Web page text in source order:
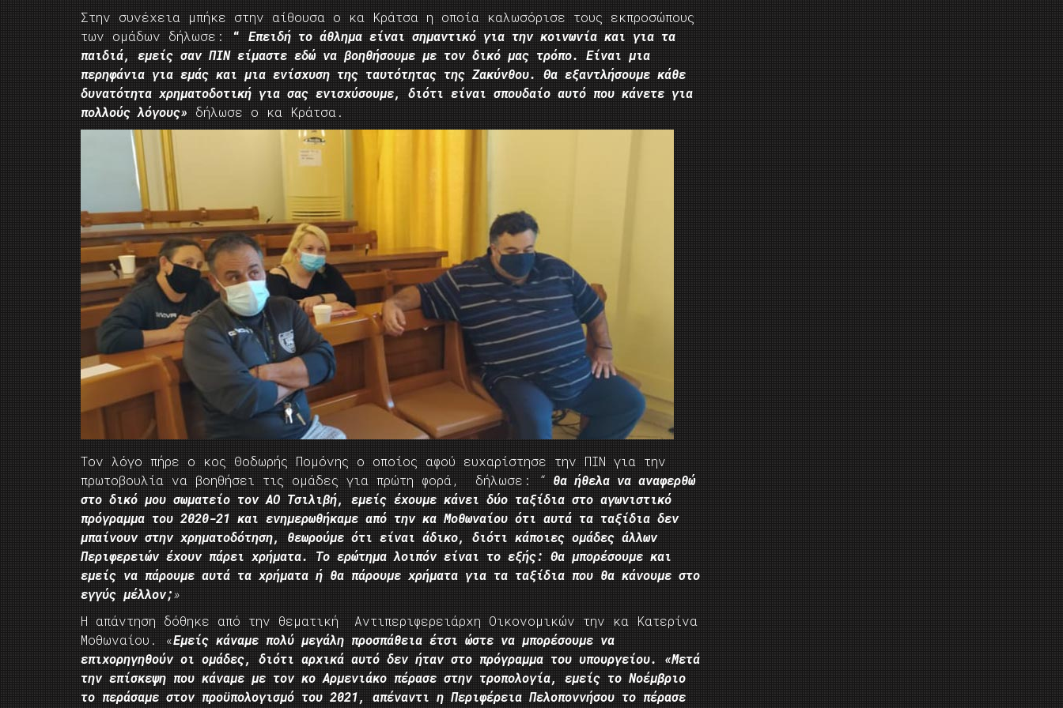
Στην συνέχεια μπήκε στην αίθουσα ο κα Κράτσα η οποία καλωσόρισε τους εκπροσώπους
των ομάδων δήλωσε:
“ Eπειδή το άθλημα είναι σημαντικό για την κοινωνία και για τα
παιδιά, εμείς σαν ΠΙΝ είμαστε εδώ να βοηθήσουμε με τον δικό μας τρόπο. Είναι μια
περηφάνια για εμάς και μια ενίσχυση της ταυτότητας της Ζακύνθου. Θα εξαντλήσουμε κάθε
δυνατότητα χρηματοδοτική για σας ενισχύσουμε, διότι είναι σπουδαίο αυτό που κάνετε για
πολλούς λόγους» δήλωσε ο κα Κράτσα.
Τον λόγο πήρε ο κος Θοδωρής Πομόνης ο οποίος αφού ευχαρίστησε την ΠΙΝ για την
πρωτοβουλία να βοηθήσει τις ομάδες για πρώτη φορά, δήλωσε:
“ θα ήθελα να αναφερθώ
στο δικό μου σωματείο τον ΑΟ Τσιλιβή, εμείς έχουμε κάνει δύο ταξίδια στο αγωνιστικό
πρόγραμμα του 2020-21 και ενημερωθήκαμε από την κα Μοθωναίου ότι αυτά τα ταξίδια δεν
μπαίνουν στην χρηματοδότηση, θεωρούμε ότι είναι άδικο, διότι κάποιες ομάδες άλλων
Περιφερειών έχουν πάρει χρήματα. Το ερώτημα λοιπόν είναι το εξής: Θα μπορέσουμε και
εμείς να πάρουμε αυτά τα χρήματα ή θα πάρουμε χρήματα για τα ταξίδια που θα κάνουμε στο
εγγύς μέλλον;»
Η απάντηση δόθηκε από την θεματική Αντιπεριφερειάρχη Οικονομικών την κα Κατερίνα
Μοθωναίου. «Εμείς κάναμε πολύ μεγάλη προσπάθεια έτσι ώστε να μπορέσουμε να
επιχορηγηθούν οι ομάδες, διότι αρχικά αυτό δεν ήταν στο πρόγραμμα του υπουργείου. «Μετά
την επίσκεψη που κάναμε με τον κο Αρμενιάκο πέρασε στην τροπολογία, εμείς το Νοέμβριο
το περάσαμε στον προϋπολογισμό του 2021, απέναντι η Περιφέρεια Πελοποννήσου το πέρασε